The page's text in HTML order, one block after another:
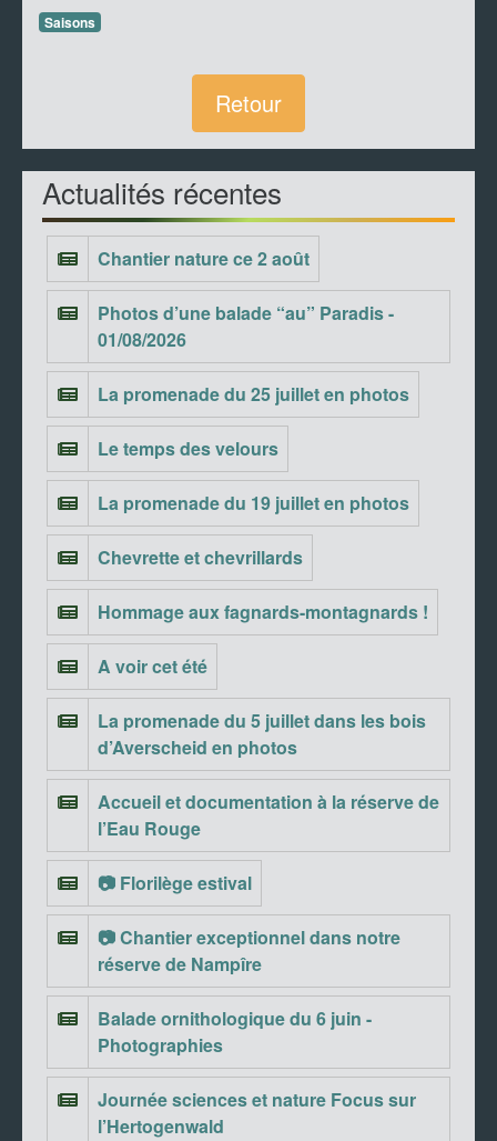
Saisons
Retour
Actualités récentes
Chantier nature ce 2 août
Photos d’une balade “au” Paradis -
01/08/2026
La promenade du 25 juillet en photos
Le temps des velours
La promenade du 19 juillet en photos
Chevrette et chevrillards
Hommage aux fagnards-montagnards !
A voir cet été
La promenade du 5 juillet dans les bois
d’Averscheid en photos
Accueil et documentation à la réserve de
l’Eau Rouge
📷 Florilège estival
📷 Chantier exceptionnel dans notre
réserve de Nampîre
Balade ornithologique du 6 juin -
Photographies
Journée sciences et nature Focus sur
l’Hertogenwald